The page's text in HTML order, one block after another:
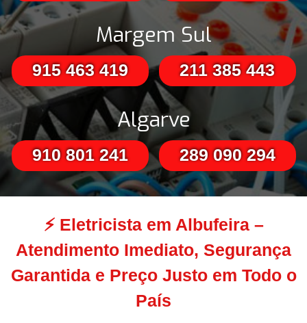
Margem Sul
915 463 419 211 385 443
Algarve
910 801 241 289 090 294
⚡ Eletricista em Albufeira –
Atendimento Imediato, Segurança
Garantida e Preço Justo em Todo o
País